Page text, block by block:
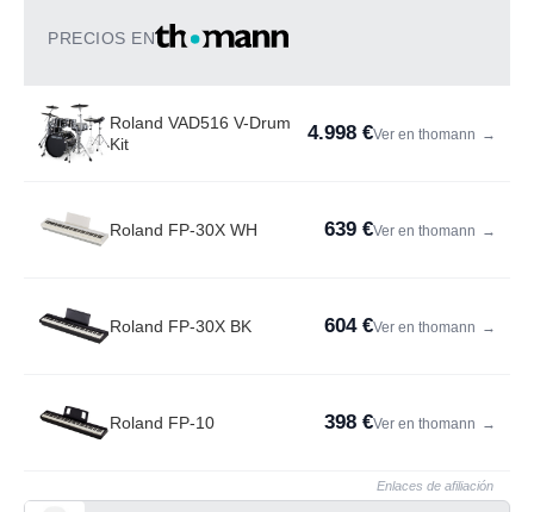
PRECIOS EN
Roland VAD516 V-Drum
Kit
4.998 €Ver en thomann →
Roland FP-30X WH 639 €Ver en thomann →
Roland FP-30X BK 604 €Ver en thomann →
Roland FP-10 398 €Ver en thomann →
Enlaces de afiliación